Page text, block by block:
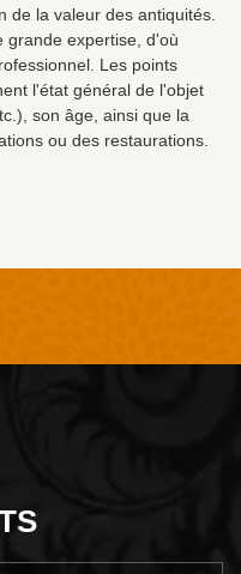
de la valeur des antiquités.
grande expertise, d'où
Les points
l'état général de l'objet
son âge, ainsi que la
ou des restaurations.